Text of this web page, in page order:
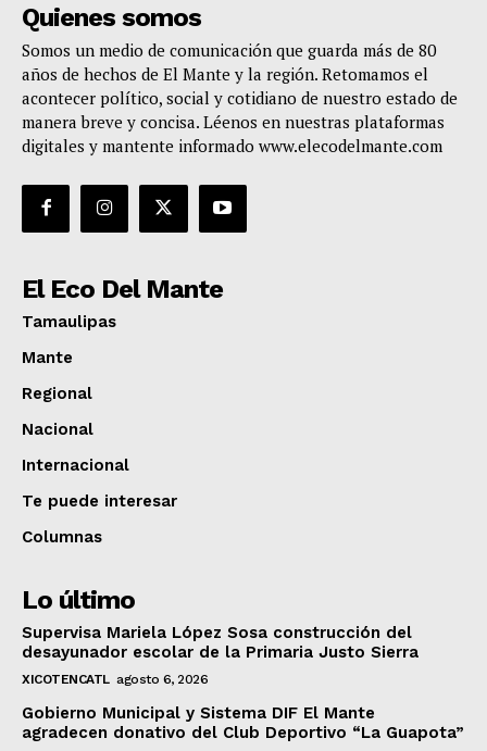
Quienes somos
Somos un medio de comunicación que guarda más de 80
años de hechos de El Mante y la región. Retomamos el
acontecer político, social y cotidiano de nuestro estado de
manera breve y concisa. Léenos en nuestras plataformas
digitales y mantente informado www.elecodelmante.com
El Eco Del Mante
Tamaulipas
Mante
Regional
Nacional
Internacional
Te puede interesar
Columnas
Lo último
Supervisa Mariela López Sosa construcción del
desayunador escolar de la Primaria Justo Sierra
XICOTENCATL agosto 6, 2026
Gobierno Municipal y Sistema DIF El Mante
agradecen donativo del Club Deportivo “La Guapota”